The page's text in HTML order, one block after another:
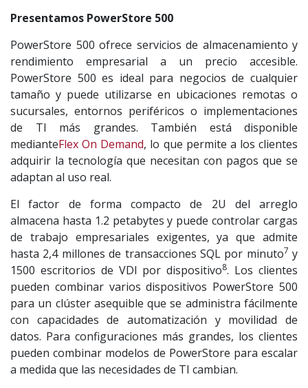
Presentamos PowerStore 500
PowerStore 500 ofrece servicios de almacenamiento y
rendimiento empresarial a un precio accesible.
PowerStore 500 es ideal para negocios de cualquier
tamaño y puede utilizarse en ubicaciones remotas o
sucursales, entornos periféricos o implementaciones
de TI más grandes. También está disponible
medianteFlex On Demand, lo que permite a los clientes
adquirir la tecnología que necesitan con pagos que se
adaptan al uso real.
El factor de forma compacto de 2U del arreglo
almacena hasta 1.2 petabytes y puede controlar cargas
de trabajo empresariales exigentes, ya que admite
hasta 2,4 millones de transacciones SQL por minuto7 y
1500 escritorios de VDI por dispositivo8. Los clientes
pueden combinar varios dispositivos PowerStore 500
para un clúster asequible que se administra fácilmente
con capacidades de automatización y movilidad de
datos. Para configuraciones más grandes, los clientes
pueden combinar modelos de PowerStore para escalar
a medida que las necesidades de TI cambian.